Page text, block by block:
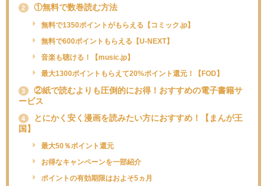
2 ①無料で数巻読む方法
無料で1350ポイントがもらえる【コミック.jp】
無料で600ポイントもらえる【U-NEXT】
音楽も聴ける！【music.jp】
最大1300ポイントもらえて20%ポイント還元！【FOD】
3
②紙で読むよりも圧倒的にお得！おすすめの電子書籍サ
ービス
4
とにかく安く漫画を読みたい方におすすめ！【まんが王
国】
最大50％ポイント還元
お得なキャンペーンを一部紹介
ポイントの有効期限はおよそ5ヵ月